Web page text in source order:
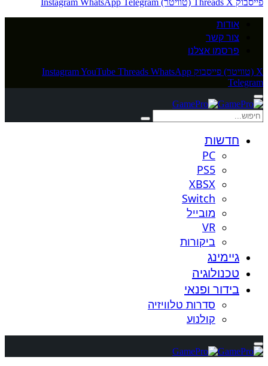
פייסבוק
Threads X (טוויטר) Instagram WhatsApp Telegram
אודות
צור קשר
פרסמו אצלנו
X (טוויטר) פייסבוק InstagramYouTube Threads WhatsApp
Telegram
חדשות
PC
PS5
XBSX
Switch
מובייל
VR
ביקורות
גיימינג
טכנולוגיה
בידור ופנאי
סדרות טלוויזיה
קולנוע